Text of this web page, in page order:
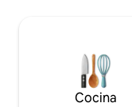
Cocina